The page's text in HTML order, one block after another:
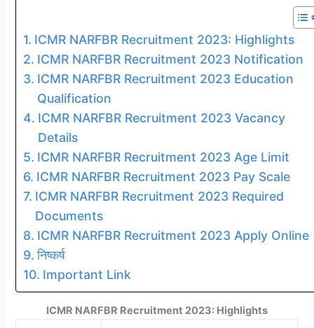
ICMR NARFBR Recruitment 2023: Highlights
ICMR NARFBR Recruitment 2023 Notification
ICMR NARFBR Recruitment 2023 Education
Qualification
ICMR NARFBR Recruitment 2023 Vacancy
Details
ICMR NARFBR Recruitment 2023 Age Limit
ICMR NARFBR Recruitment 2023 Pay Scale
ICMR NARFBR Recruitment 2023 Required
Documents
ICMR NARFBR Recruitment 2023 Apply Online
निष्कर्ष
Important Link
ICMR NARFBR Recruitment 2023: Highlights